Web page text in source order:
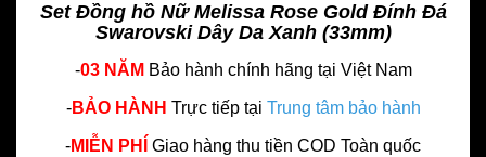
Set Đồng hồ Nữ Melissa Rose Gold Đính Đá
Swarovski Dây Da Xanh (33mm)
-03 NĂM Bảo hành chính hãng tại Việt Nam
-BẢO HÀNH Trực tiếp tại Trung tâm bảo hành
-MIỄN PHÍ Giao hàng thu tiền COD Toàn quốc